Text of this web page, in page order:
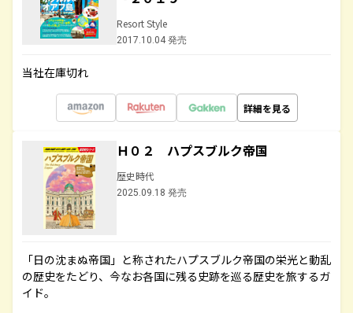
Resort Style
2017.10.04 発売
当社在庫切れ
詳細を見る
Ｈ０２ ハプスブルク帝国
歴史時代
2025.09.18 発売
「日の沈まぬ帝国」と称されたハプスブルク帝国の栄光と動乱
の歴史をたどり、今なお各国に残る史跡を巡る歴史を旅するガ
イド。